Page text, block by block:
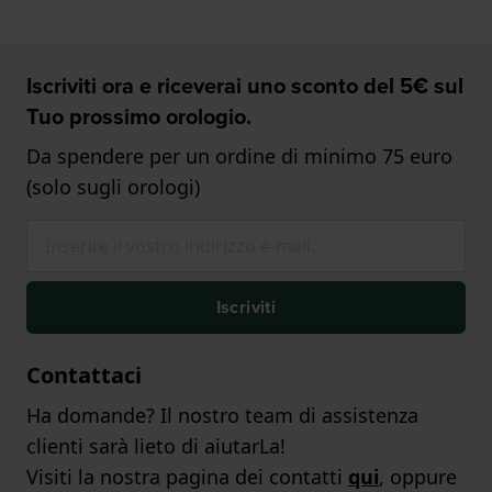
Iscriviti ora e riceverai uno sconto del 5€ sul
Tuo prossimo orologio.
Da spendere per un ordine di minimo 75 euro
(solo sugli orologi)
Iscriviti
Contattaci
Ha domande? Il nostro team di assistenza
clienti sarà lieto di aiutarLa!
Visiti la nostra pagina dei contatti qui, oppure